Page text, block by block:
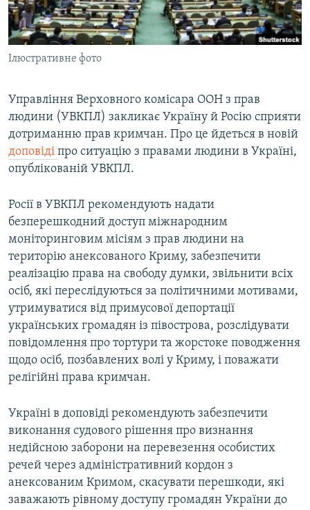
ВІДЕОУРОКИ «ELIFBE»
СВІДЧЕННЯ ОКУПАЦІЇ
УКРАЇНСЬКА ПРОБЛЕМА КРИМУ
Русский
Qırımtatar
Усі сайти RFE/RL
Ілюстративне фото
Управління Верховного комісара ООН з прав
людини (УВКПЛ) закликає Україну й Росію сприяти
дотриманню прав кримчан. Про це йдеться в новій
доповіді про ситуацію з правами людини в Україні,
опублікованій УВКПЛ.
Росії в УВКПЛ рекомендують надати
безперешкодний доступ міжнародним
моніторинговим місіям з прав людини на
територію анексованого Криму, забезпечити
реалізацію права на свободу думки, звільнити всіх
осіб, які переслідуються за політичними мотивами,
утримуватися від примусової депортації
українських громадян із півострова, розслідувати
повідомлення про тортури та жорстоке поводження
щодо осіб, позбавлених волі у Криму, і поважати
релігійні права кримчан.
Україні в доповіді рекомендують забезпечити
виконання судового рішення про визнання
недійсною заборони на перевезення особистих
речей через адміністративний кордон з
анексованим Кримом, скасувати перешкоди, які
заважають рівному доступу громадян України до